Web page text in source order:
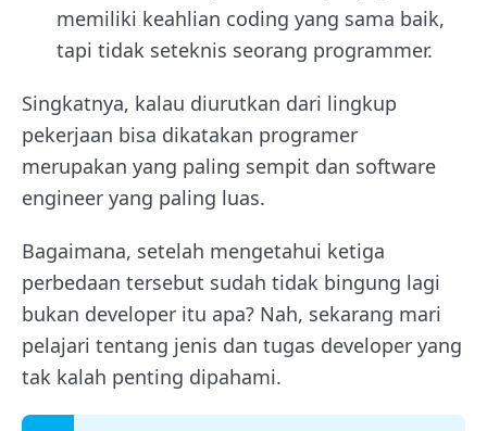
memiliki keahlian coding yang sama baik,
tapi tidak seteknis seorang programmer.
Singkatnya, kalau diurutkan dari lingkup
pekerjaan bisa dikatakan programer
merupakan yang paling sempit dan software
engineer yang paling luas.
Bagaimana, setelah mengetahui ketiga
perbedaan tersebut sudah tidak bingung lagi
bukan developer itu apa? Nah, sekarang mari
pelajari tentang jenis dan tugas developer yang
tak kalah penting dipahami.